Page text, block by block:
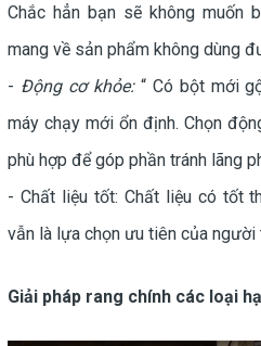
Chắc hẳn bạn sẽ không muốn
mang về sản phẩm không dùng
- Động cơ khỏe:“ Có bột mới
máy chạy mới ổn định. Chọn
phù hợp để góp phần tránh lãng
- Chất liệu tốt: Chất liệu có tốt
vẫn là lựa chọn ưu tiên của người
Giải pháp rang chính các loại